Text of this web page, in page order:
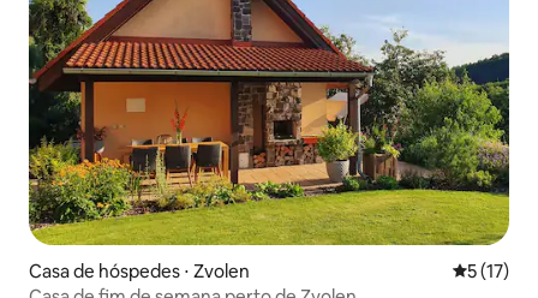
Casa de hóspedes ⋅ Zvolen 5 de uma
5 (17)